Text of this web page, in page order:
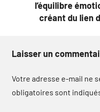
l’équilibre
créant du lien
Laisser un
Votre adresse e-mail ne
obligatoires sont